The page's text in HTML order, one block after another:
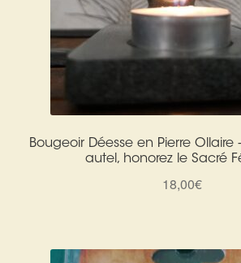
Colliers
Pendentifs
Pierres
Harmonisation
Harmonisation des lieux
Bougeoir Déesse en Pierre
autel, honorez le Sacré
18,00€